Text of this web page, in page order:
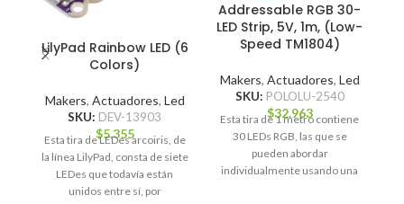
LilyPad Rainbow LED (6
Colors)
Makers, Actuadores, Led
SKU: DEV-13903
$5.355
Esta tira de LEDes arcoiris, de
la línea LilyPad, consta de siete
LEDes que todavía están
unidos entre sí, por
Addressable RGB 30-
LED Strip, 5V, 1m, (Low-
Speed TM1804)
Makers, Actuadores, Led
SKU: POLOLU-2540
$32.963
Esta tira de 1 metro contiene
30 LEDs RGB, las que se
pueden abordar
individualmente usando una